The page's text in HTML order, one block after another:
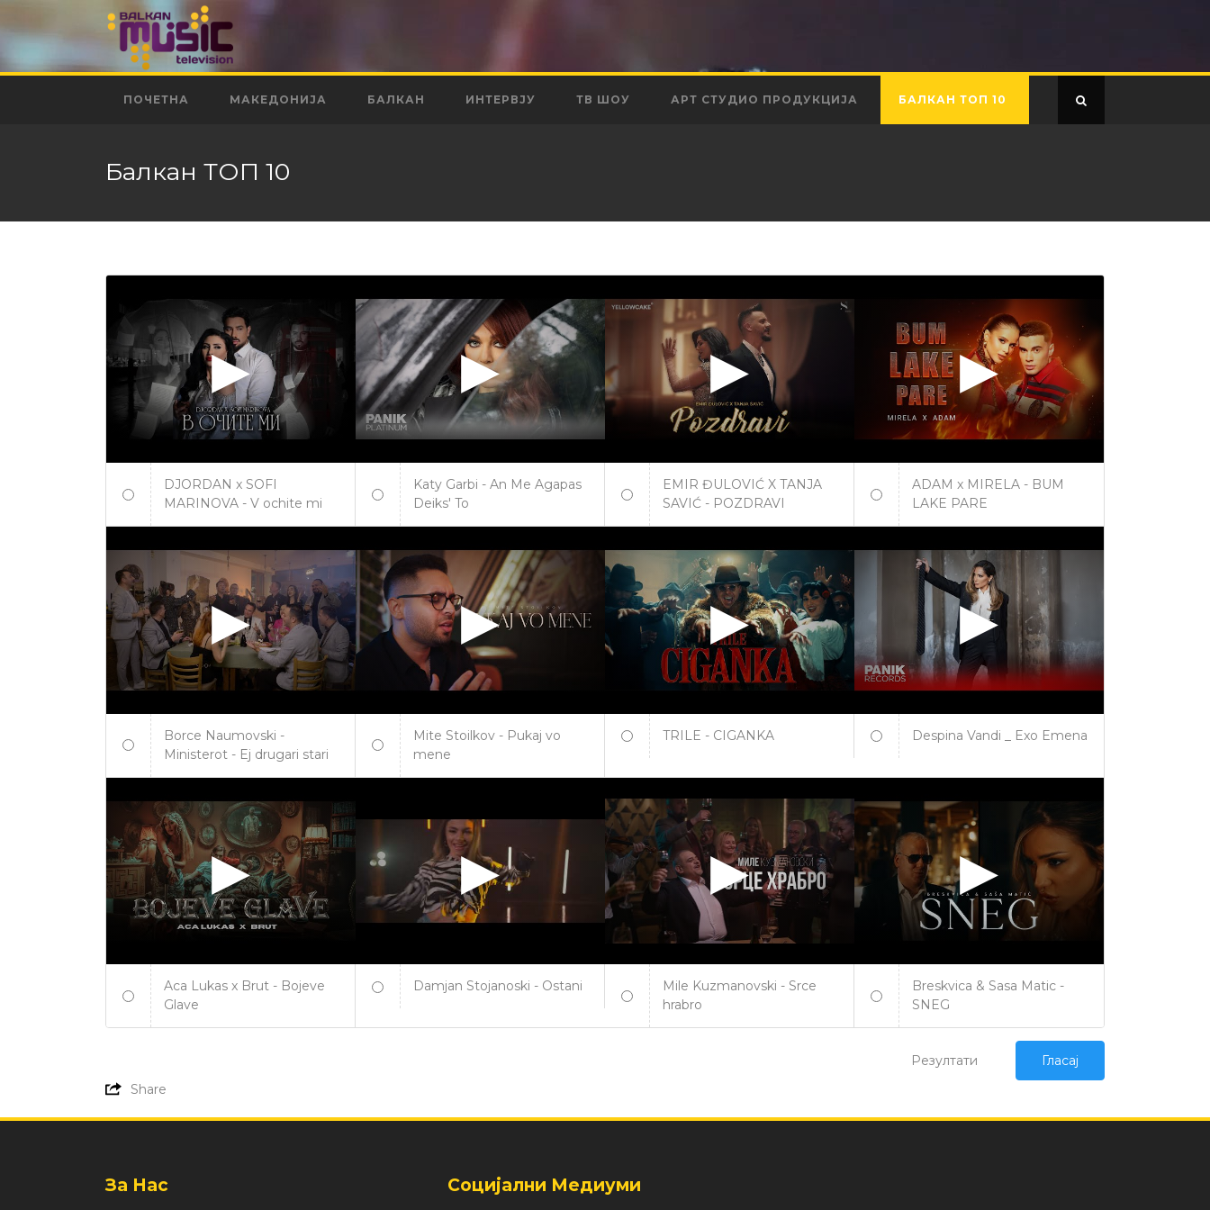
ПОЧЕТНА МАКЕДОНИЈА БАЛКАН ИНТЕРВЈУ ТВ ШОУ АРТ СТУДИО ПРОДУКЦИЈА БАЛКАН ТОП 10
Балкан ТОП 10
DJORDAN x SOFI
MARINOVA - V ochite mi
Katy Garbi - An Me Agapas
Deiks' To
EMIR ĐULOVIĆ X TANJA
SAVIĆ - POZDRAVI
ADAM x MIRELA - BUM
LAKE PARE
Borce Naumovski -
Ministerot - Ej drugari stari
Mite Stoilkov - Pukaj vo
mene
TRILE - CIGANKA Despina Vandi _ Exo Emena
Aca Lukas x Brut - Bojeve
Glave
Damjan Stojanoski - Ostani
Mile Kuzmanovski - Srce
hrabro
Breskvica & Sasa Matic -
SNEG
Резултати
Гласај
Share
За Нас Социјални Медиуми